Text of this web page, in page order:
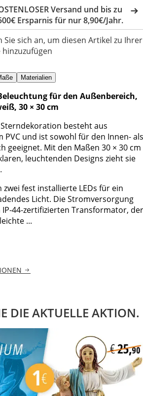
Versand und bis zu
Ersparnis für nur 8,90€/Jahr.
Sie sich an, um diesen Artikel zu Ihrer
Materialien
für den Außenbereich,
30 × 30 cm
besteht aus
PVC und ist sowohl für den Innen- als
geeignet. Mit den Maßen 30 × 30 cm
leuchtenden Designs zieht sie
fest installierte LEDs für ein
Licht. Die Stromversorgung
44-zertifizierten Transformator, der
...
DIE AKTUELLE AKTION.